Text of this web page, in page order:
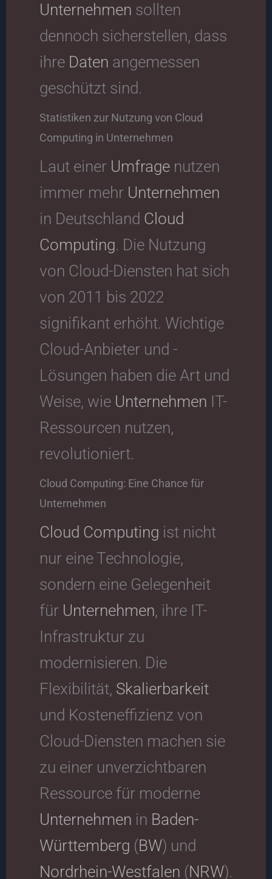
Unternehmen sollten
dennoch sicherstellen, dass
ihre Daten angemessen
geschützt sind.
Statistiken zur Nutzung von Cloud
Computing in Unternehmen
Laut einer Umfragenutzen
immer mehr Unternehmen
in Deutschland Cloud
Computing. Die Nutzung
von Cloud-Diensten hat sich
von 2011 bis 2022
signifikant erhöht. Wichtige
Cloud-Anbieter und -
Lösungen haben die Art und
Weise, wie Unternehmen IT-
Ressourcen nutzen,
revolutioniert.
Cloud Computing: Eine Chance für
Unternehmen
Cloud Computing ist nicht
nur eine Technologie,
sondern eine Gelegenheit
für Unternehmen, ihre IT-
Infrastruktur zu
modernisieren. Die
Flexibilität, Skalierbarkeit
und Kosteneffizienz von
Cloud-Diensten machen sie
zu einer unverzichtbaren
Ressource für moderne
Unternehmen in Baden-
Württemberg (BW) und
Nordrhein-Westfalen (NRW).